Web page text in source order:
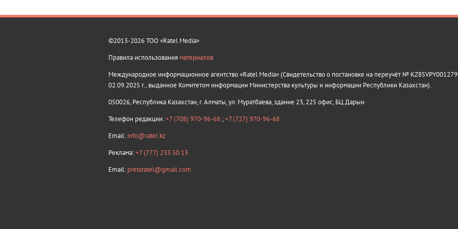
©2013-2026 ТОО «Ratel Media»
Правила использования материалов
Международное информационное агентство «Ratel Media» (Свидетельство о постановке на переучёт №
02.09.2025 г., выданное Комитетом информации Министерства культуры и информации Республики Казахстан).
050026, Республика Казахстан, г. Алматы, ул. Муратбаева, здание 23, 225 офис, БЦ Дарын
Телефон редакции:+7 (708) 970-96-68 ;+7 (727) 970-96-68
Email: info@ratel.kz
Реклама:+7 (777) 233 50 13
Email: pressratel@gmail.com